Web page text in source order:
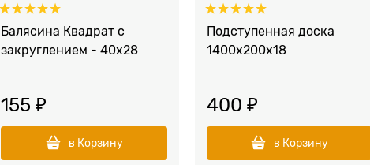
Балясина Квадрат с
закруглением - 40x28
155 ₽
в Корзину
Подступенная доска
1400x200x18
400 ₽
в Корзину